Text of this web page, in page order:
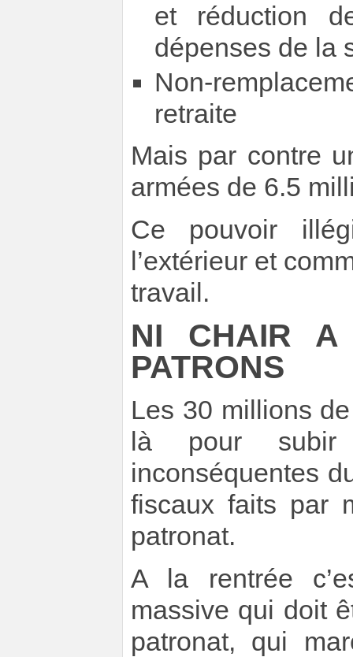
et réduction
dépenses de la
Non-
retraite
Mais par contre
armées de 6.5
Ce pouvoir
l’extérieur et
travail.
NI CHAIR A
PATRONS
Les 30 millions
là pour subir
inconséquentes
fiscaux faits par
patronat.
A la rentrée
massive qui doit
patronat, qui